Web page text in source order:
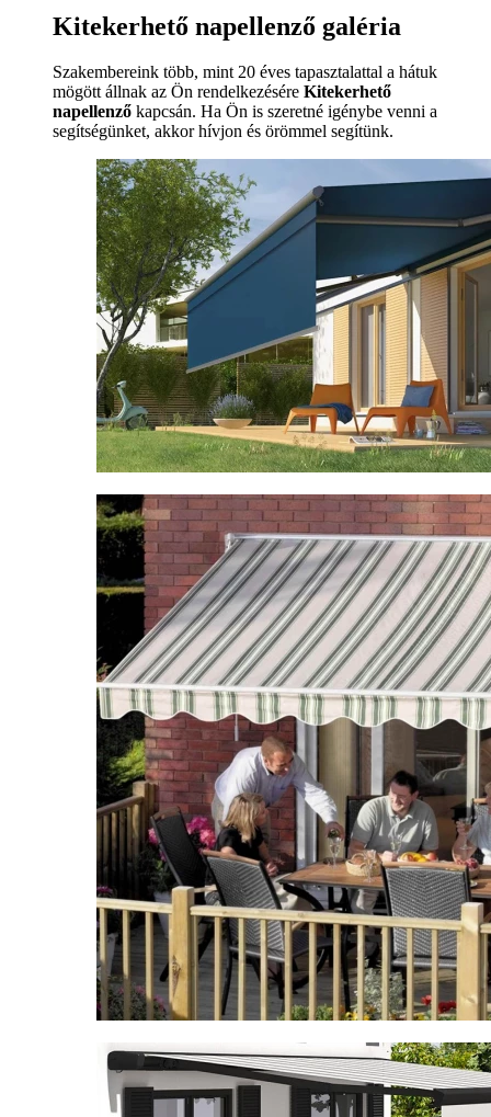
Kitekerhető napellenző galéria
Szakembereink több, mint 20 éves tapasztalattal a hátuk
mögött állnak az Ön rendelkezésére Kitekerhető
napellenző kapcsán. Ha Ön is szeretné igénybe venni a
segítségünket, akkor hívjon és örömmel segítünk.